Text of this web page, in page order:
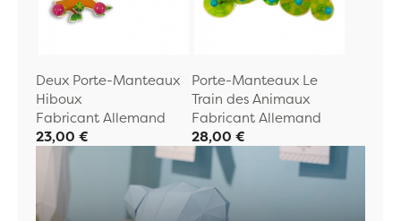
Deux Porte-Manteaux
Hiboux
Fabricant Allemand
23,00 €
Porte-Manteaux Le
Train des Animaux
Fabricant Allemand
28,00 €